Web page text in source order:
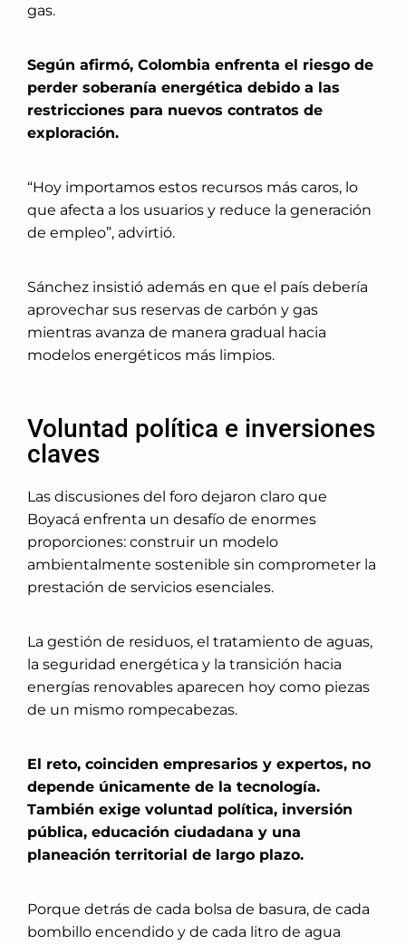
gas.
Según afirmó, Colombia enfrenta el riesgo de
perder soberanía energética debido a las
restricciones para nuevos contratos de
exploración.
“Hoy importamos estos recursos más caros, lo
que afecta a los usuarios y reduce la generación
de empleo”, advirtió.
Sánchez insistió además en que el país debería
aprovechar sus reservas de carbón y gas
mientras avanza de manera gradual hacia
modelos energéticos más limpios.
Voluntad política e inversiones
claves
Las discusiones del foro dejaron claro que
Boyacá enfrenta un desafío de enormes
proporciones: construir un modelo
ambientalmente sostenible sin comprometer la
prestación de servicios esenciales.
La gestión de residuos, el tratamiento de aguas,
la seguridad energética y la transición hacia
energías renovables aparecen hoy como piezas
de un mismo rompecabezas.
El reto, coinciden empresarios y expertos, no
depende únicamente de la tecnología.
También exige voluntad política, inversión
pública, educación ciudadana y una
planeación territorial de largo plazo.
Porque detrás de cada bolsa de basura, de cada
bombillo encendido y de cada litro de agua